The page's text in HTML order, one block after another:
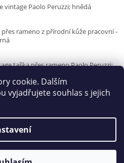
cookie. Dalším
vyjadřujete souhlas s jejich
vintage Paolo Peruzzi; hnědá
přes rameno z přírodní kůže pracovní -
taška přes rameno Paolo Peruzzi;
Shoptet
Hraběnky. Všechna práva